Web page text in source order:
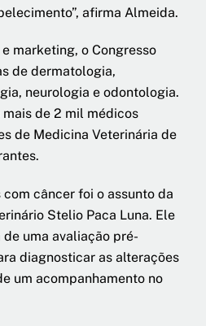
afirma Almeida.
marketing, o Congresso
de dermatologia,
neurologia e odontologia.
de 2 mil médicos
de Medicina Veterinária de
câncer foi o assunto da
Stelio Paca Luna. Ele
uma avaliação pré-
diagnosticar as alterações
um acompanhamento no